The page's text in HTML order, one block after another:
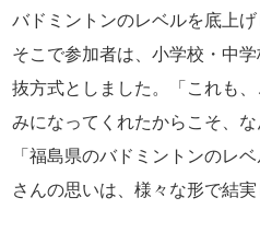
バドミントンのレベルを底上げ
そこで参加者は、小学校・中
抜方式としました。「これも
みになってくれたからこそ、な
「福島県のバドミントンのレ
さんの思いは、様々な形で結実